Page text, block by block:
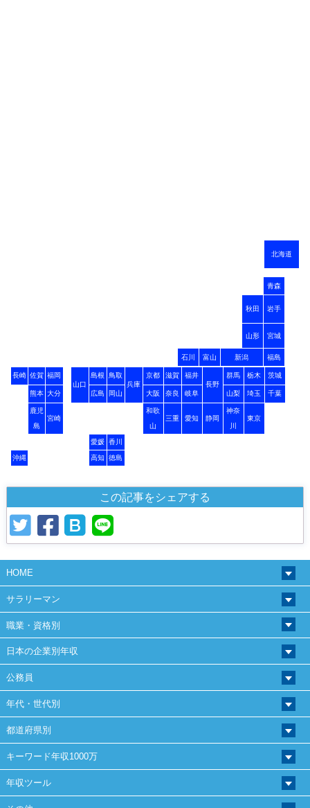
北海道
青森
秋田 岩手
山形 宮城
石川 富山 新潟 福島
長崎 佐賀 福岡
山口
島根
鳥取
兵庫
京都 滋賀
福井
長野
群馬 栃木 茨城
熊本 大分 広島 岡山 大阪 奈良 岐阜 山梨 埼玉 千葉
鹿児
島
宮崎
和歌
山
三重 愛知 静岡
神奈
川
東京
愛媛 香川
沖縄 高知 徳島
この記事をシェアする
HOME
サラリーマン
職業・資格別
日本の企業別年収
公務員
年代・世代別
都道府県別
キーワード年収1000万
年収ツール